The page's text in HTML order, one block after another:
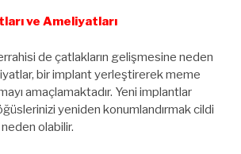
ve Ameliyatları
de çatlakların gelişmesine neden
bir implant yerleştirerek meme
amaçlamaktadır. Yeni implantlar
yeniden konumlandırmak cildi
olabilir.